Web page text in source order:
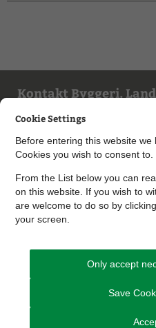
Kontakt Byggeri,
Send Digital Post til Byggeri,
Du kan også skrive til os på
B
Cookie Settings
Before entering this website
Cookies you wish to consent to.
From the List below you can
on this website. If you wish to
are welcome to do so by
your screen.
Only accept
Save